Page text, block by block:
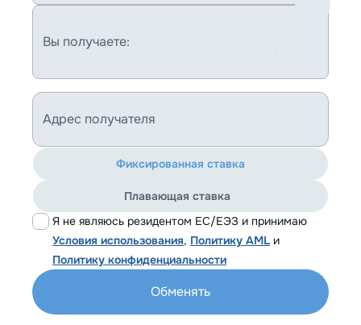
Вы получаете:
Адрес получателя
Я не являюсь резидентом ЕС/ЕЭЗ и принимаю
Условия использования, Политику AML и
Политику конфиденциальности
Фиксированная ставка
Плавающая ставка
Обменять